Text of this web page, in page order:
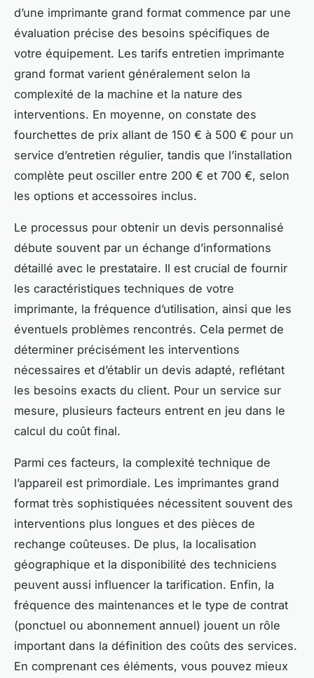
d’une imprimante grand format commence par une
évaluation précise des besoins spécifiques de
votre équipement. Les tarifs entretien imprimante
grand format varient généralement selon la
complexité de la machine et la nature des
interventions. En moyenne, on constate des
fourchettes de prix allant de 150 € à 500 € pour un
service d’entretien régulier, tandis que l’installation
complète peut osciller entre 200 € et 700 €, selon
les options et accessoires inclus.
Le processus pour obtenir un devis personnalisé
débute souvent par un échange d’informations
détaillé avec le prestataire. Il est crucial de fournir
les caractéristiques techniques de votre
imprimante, la fréquence d’utilisation, ainsi que les
éventuels problèmes rencontrés. Cela permet de
déterminer précisément les interventions
nécessaires et d’établir un devis adapté, reflétant
les besoins exacts du client. Pour un service sur
mesure, plusieurs facteurs entrent en jeu dans le
calcul du coût final.
Parmi ces facteurs, la complexité technique de
l’appareil est primordiale. Les imprimantes grand
format très sophistiquées nécessitent souvent des
interventions plus longues et des pièces de
rechange coûteuses. De plus, la localisation
géographique et la disponibilité des techniciens
peuvent aussi influencer la tarification. Enfin, la
fréquence des maintenances et le type de contrat
(ponctuel ou abonnement annuel) jouent un rôle
important dans la définition des coûts des services.
En comprenant ces éléments, vous pouvez mieux